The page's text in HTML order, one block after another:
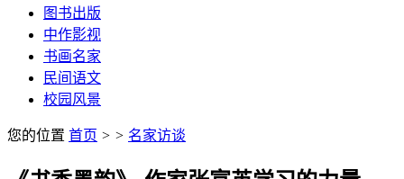
图书出版
中作影视
书画名家
民间语文
校园风景
您的位置 首页 > > 名家访谈